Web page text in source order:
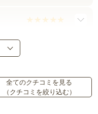
全てのクチコミを見る
（クチコミを絞り込む）